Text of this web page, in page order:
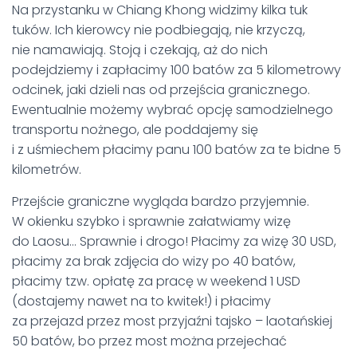
Na przystanku w Chiang Khong widzimy kilka tuk
tuków. Ich kierowcy nie podbiegają, nie krzyczą,
nie namawiają. Stoją i czekają, aż do nich
podejdziemy i zapłacimy 100 batów za 5 kilometrowy
odcinek, jaki dzieli nas od przejścia granicznego.
Ewentualnie możemy wybrać opcję samodzielnego
transportu nożnego, ale poddajemy się
i z uśmiechem płacimy panu 100 batów za te bidne 5
kilometrów.
Przejście graniczne wygląda bardzo przyjemnie.
W okienku szybko i sprawnie załatwiamy wizę
do Laosu… Sprawnie i drogo! Płacimy za wizę 30 USD,
płacimy za brak zdjęcia do wizy po 40 batów,
płacimy tzw. opłatę za pracę w weekend 1 USD
(dostajemy nawet na to kwitek!) i płacimy
za przejazd przez most przyjaźni tajsko – laotańskiej
50 batów, bo przez most można przejechać